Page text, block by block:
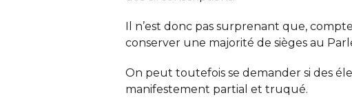
Il n’est donc pas surprenant que,
conserver une majorité de sièges au
On peut toutefois se demander si des
manifestement partial et truqué.